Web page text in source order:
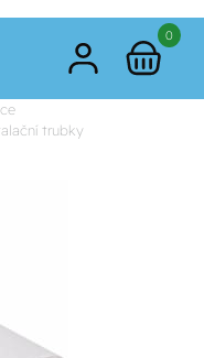
0
trubky